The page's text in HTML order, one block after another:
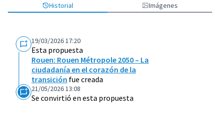
Historial Imágenes
19/03/2026 17:20
Esta propuesta
Rouen: Rouen Métropole 2050 – La
ciudadanía en el corazón de la
transición fue creada
21/05/2026 13:08
Se convirtió en esta propuesta